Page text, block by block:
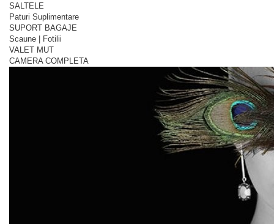
SALTELE
Paturi Suplimentare
SUPORT BAGAJE
Scaune | Fotilii
VALET MUT
CAMERA COMPLETA